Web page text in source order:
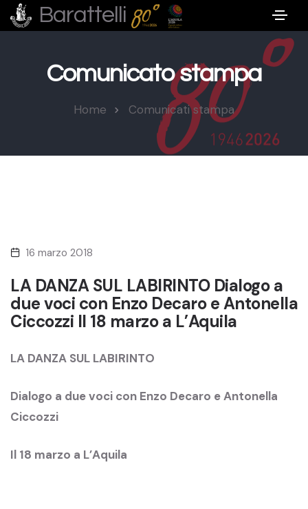
Barattelli
Comunicato stampa
Home Comunicati stampa
16 marzo 2018
LA DANZA SUL LABIRINTO Dialogo a
due voci con Enzo Decaro e Antonella
Ciccozzi Il 18 marzo a L’Aquila
LA DANZA SUL LABIRINTO
Dialogo a due voci con Enzo Decaro e Antonella
Ciccozzi
Il 18 marzo a L’Aquila